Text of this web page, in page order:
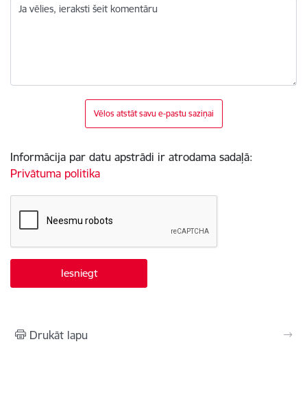
Ja vēlies, ieraksti šeit komentāru
Vēlos atstāt savu e-pastu saziņai
Informācija par datu apstrādi ir atrodama sadaļā:
Privātuma politika
Drukāt lapu